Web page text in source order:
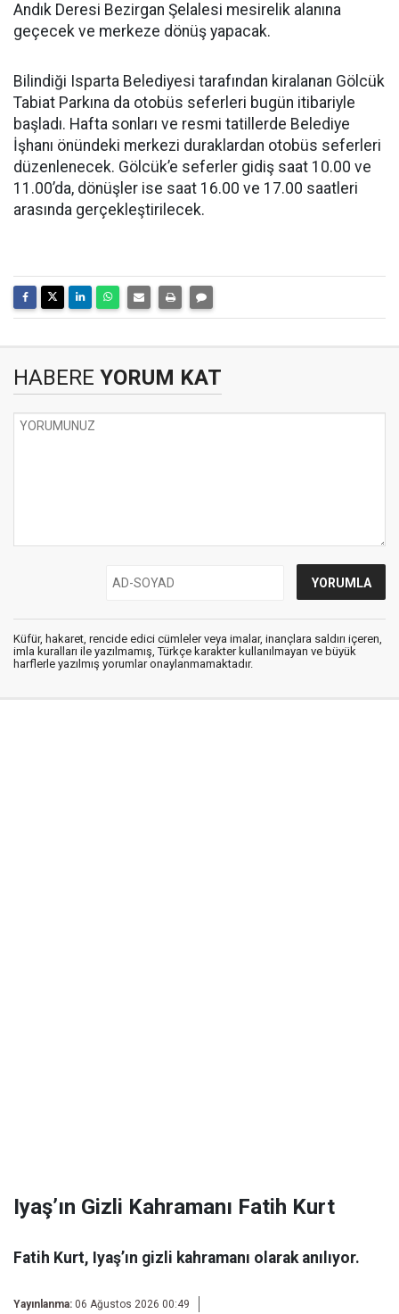
Andık Deresi Bezirgan Şelalesi mesirelik alanına
geçecek ve merkeze dönüş yapacak.
Bilindiği Isparta Belediyesi tarafından kiralanan Gölcük
Tabiat Parkına da otobüs seferleri bugün itibariyle
başladı. Hafta sonları ve resmi tatillerde Belediye
İşhanı önündeki merkezi duraklardan otobüs seferleri
düzenlenecek. Gölcük’e seferler gidiş saat 10.00 ve
11.00’da, dönüşler ise saat 16.00 ve 17.00 saatleri
arasında gerçekleştirilecek.
HABERE YORUM KAT
Küfür, hakaret, rencide edici cümleler veya imalar, inançlara saldırı içeren,
imla kuralları ile yazılmamış, Türkçe karakter kullanılmayan ve büyük
harflerle yazılmış yorumlar onaylanmamaktadır.
Iyaş’ın Gizli Kahramanı Fatih Kurt
Fatih Kurt, Iyaş’ın gizli kahramanı olarak anılıyor.
Yayınlanma: 06 Ağustos 2026 00:49